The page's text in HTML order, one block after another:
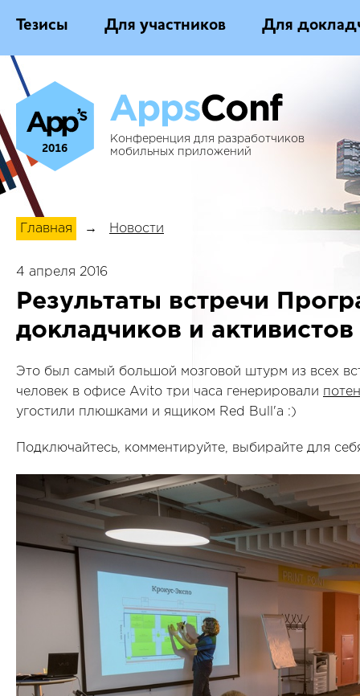
Тезисы Для участников Для
2016
Конференция для разработчиков
мобильных приложений
Главная → Новости
4 апреля 2016
Результаты встречи
докладчиков и активистов
Это был самый большой мозговой штурм из всех
человек в офисе Avito три часа генерировали
угостили плюшками и ящиком Red Bull'а :)
Подключайтесь, комментируйте, выбирайте для